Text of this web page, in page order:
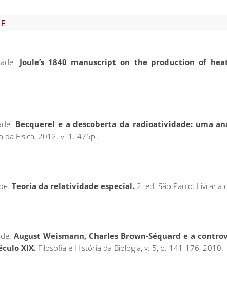
Joule’s 1840 manuscript on the production of
Becquerel e a descoberta da radioatividade: uma
da Física, 2012. v. 1. 475p .
Teoria da relatividade especial. 2. ed. São Paulo: Livraria
August Weismann, Charles Brown-Séquard e a
XIX. Filosofia e História da Biologia, v. 5, p. 141-176, 2010.